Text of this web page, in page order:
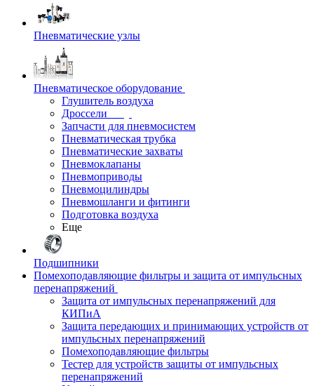
Пневматические узлы
Пневматическое оборудование
Глушитель воздуха
Дроссели
Запчасти для пневмосистем
Пневматическая трубка
Пневматические захваты
Пневмоклапаны
Пневмоприводы
Пневмоцилиндры
Пневмошланги и фитинги
Подготовка воздуха
Еще
Подшипники
Помехоподавляющие фильтры и защита от импульсных
перенапряжений
Защита от импульсных перенапряжений для
КИПиА
Защита передающих и принимающих устройств от
импульсных перенапряжений
Помехоподавляющие фильтры
Тестер для устройств защиты от импульсных
перенапряжений